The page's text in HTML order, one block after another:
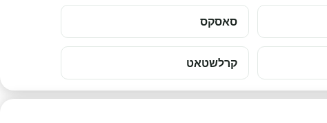
סאסקס
קרלשטאט